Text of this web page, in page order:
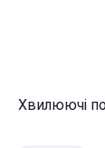
Хвилюючі